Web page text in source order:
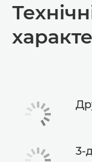
Технічні
3-